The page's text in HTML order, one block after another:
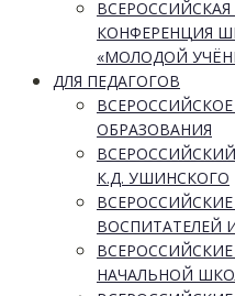
КОНФЕРЕНЦИЯ
«МОЛОДОЙ
ДЛЯ ПЕДАГОГОВ
ОБРАЗОВАНИЯ
К.Д. УШИНСКОГО
ВОСПИТАТЕЛЕЙ
НАЧАЛЬНОЙ